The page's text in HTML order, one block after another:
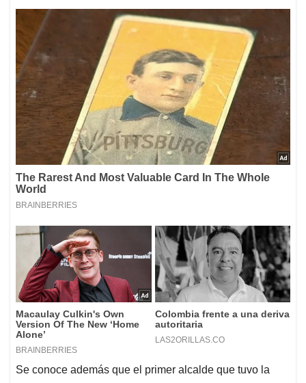
Se conoce además que el primer alcalde que tuvo la